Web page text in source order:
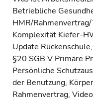
Betriebliche
HMR/
Komplexität Kiefer-
Update
§20 SGB V Primäre
Persönliche
der Benutzung,
Rahmenvertrag,